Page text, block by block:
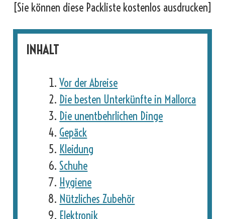
[Sie können diese Packliste kostenlos ausdrucken]
INHALT
Vor der Abreise
Die besten Unterkünfte in Mallorca
Die unentbehrlichen Dinge
Gepäck
Kleidung
Schuhe
Hygiene
Nützliches Zubehör
Elektronik